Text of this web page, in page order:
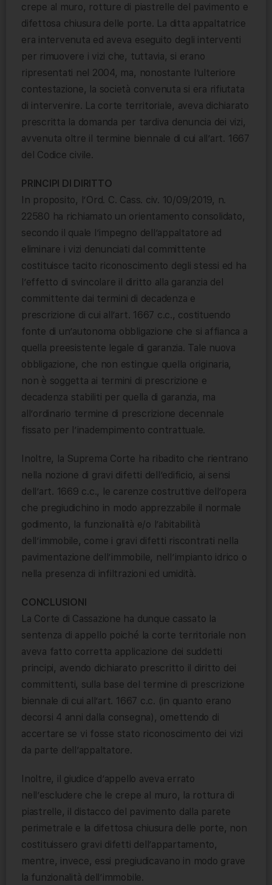
crepe al muro, rotture di piastrelle del pavimento e
difettosa chiusura delle porte. La ditta appaltatrice
era intervenuta ed aveva eseguito degli interventi
per rimuovere i vizi che, tuttavia, si erano
ripresentati nel 2004, ma, nonostante l’ulteriore
contestazione, la società convenuta si era rifiutata
di intervenire. La corte territoriale, aveva dichiarato
prescritta la domanda per tardiva denuncia dei vizi,
avvenuta oltre il termine biennale di cui all’art. 1667
del Codice civile.
PRINCIPI DI DIRITTO
In proposito, l’Ord. C. Cass. civ. 10/09/2019, n.
22580 ha richiamato un orientamento consolidato,
secondo il quale l’impegno dell’appaltatore ad
eliminare i vizi denunciati dal committente
costituisce tacito riconoscimento degli stessi ed ha
l’effetto di svincolare il diritto alla garanzia del
committente dai termini di decadenza e
prescrizione di cui all’art. 1667 c.c., costituendo
fonte di un’autonoma obbligazione che si affianca a
quella preesistente legale di garanzia. Tale nuova
obbligazione, che non estingue quella originaria,
non è soggetta ai termini di prescrizione e
decadenza stabiliti per quella di garanzia, ma
all’ordinario termine di prescrizione decennale
fissato per l’inadempimento contrattuale.
Inoltre, la Suprema Corte ha ribadito che rientrano
nella nozione di gravi difetti dell’edificio, ai sensi
dell’art. 1669 c.c., le carenze costruttive dell’opera
che pregiudichino in modo apprezzabile il normale
godimento, la funzionalità e/o l’abitabilità
dell’immobile, come i gravi difetti riscontrati nella
pavimentazione dell’immobile, nell’impianto idrico o
nella presenza di infiltrazioni ed umidità.
CONCLUSIONI
La Corte di Cassazione ha dunque cassato la
sentenza di appello poiché la corte territoriale non
aveva fatto corretta applicazione dei suddetti
principi, avendo dichiarato prescritto il diritto dei
committenti, sulla base del termine di prescrizione
biennale di cui all’art. 1667 c.c. (in quanto erano
decorsi 4 anni dalla consegna), omettendo di
accertare se vi fosse stato riconoscimento dei vizi
da parte dell’appaltatore.
Inoltre, il giudice d’appello aveva errato
nell’escludere che le crepe al muro, la rottura di
piastrelle, il distacco del pavimento dalla parete
perimetrale e la difettosa chiusura delle porte, non
costituissero gravi difetti dell’appartamento,
mentre, invece, essi pregiudicavano in modo grave
la funzionalità dell’immobile.